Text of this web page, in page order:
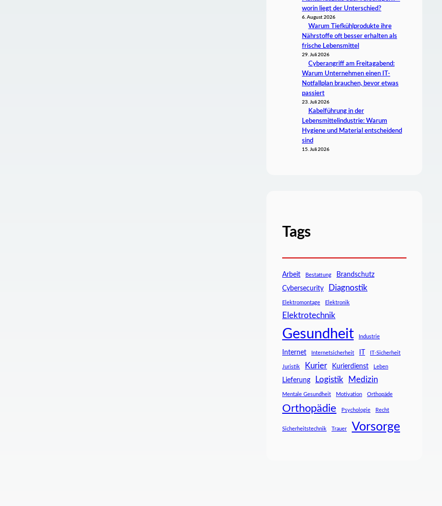
worin liegt der Unterschied?
6. August 2026
Warum Tiefkühlprodukte ihre
Nährstoffe oft besser erhalten als
frische Lebensmittel
29. Juli 2026
Cyberangriff am Freitagabend:
Warum Unternehmen einen IT-
Notfallplan brauchen, bevor etwas
passiert
23. Juli 2026
Kabelführung in der
Lebensmittelindustrie: Warum
Hygiene und Material entscheidend
sind
15. Juli 2026
Tags
Arbeit Bestattung
Brandschutz
Cybersecurity
Diagnostik
Elektromontage Elektronik
Elektrotechnik
Gesundheit Industrie
Internet Internetsicherheit IT-Sicherheit
Juristik Kurier Kurierdienst Leben
Lieferung Logistik Medizin
Mentale Gesundheit Motivation Orthopäde
Orthopädie Psychologie Recht
Sicherheitstechnik Trauer Vorsorge